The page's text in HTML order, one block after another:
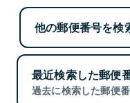
他の郵便番号を検
最近検索した郵便
過去に検索した郵便